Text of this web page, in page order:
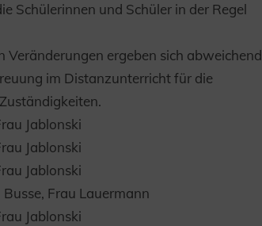
Schülerinnen und Schüler in der Regel
ergeben sich abweichend
im Distanzunterricht für die
Jablonski
Jablonski
Jablonski
Frau Lauermann
Jablonski